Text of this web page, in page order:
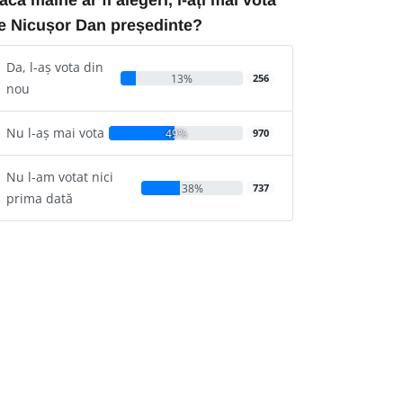
Nicușor Dan președinte?
Da, l-aș vota din
nou
13% 256
Nu l-aș mai vota 49% 970
Nu l-am votat nici
prima dată
38% 737